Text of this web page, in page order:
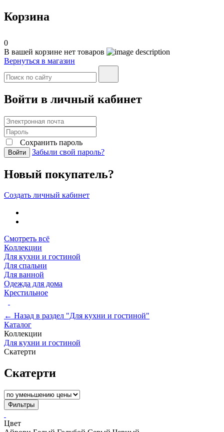
Корзина
0
В вашей корзине нет товаров
Вернуться в магазин
Войти в личный кабинет
Сохранить пароль
Войти Забыли свой пароль?
Новый покупатель?
Создать личный кабинет
Смотреть всё
Коллекции
Для кухни и гостиной
Для спальни
Для ванной
Одежда для дома
Крестильное
← Назад в раздел "Для кухни и гостиной"
Каталог
Коллекции
Для кухни и гостиной
Скатерти
Скатерти
Фильтры
Цвет